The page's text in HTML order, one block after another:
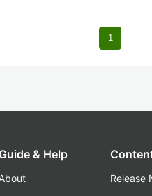
1
Guide & Help
About
Release